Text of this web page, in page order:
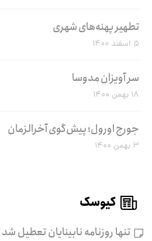
تطهیر پهنه‌های شهری
۵ اسفند ۱۴۰۰
سر آویزان مدوسا
۱۸ بهمن ۱۴۰۰
جورج اورول؛ پیش‌گوی آخرالزمان
۳ بهمن ۱۴۰۰
کیوسک
تنها روزنامه نابینایان تعطیل شد